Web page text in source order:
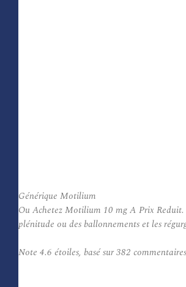
Générique Motilium
Ou Achetez Motilium 10 mg A Prix Reduit.
plénitude ou des ballonnements et les
Note 4.6 étoiles, basé sur382